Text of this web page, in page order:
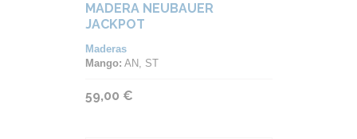
MADERA NEUBAUER
JACKPOT
Maderas
Mango: AN, ST
59,00 €